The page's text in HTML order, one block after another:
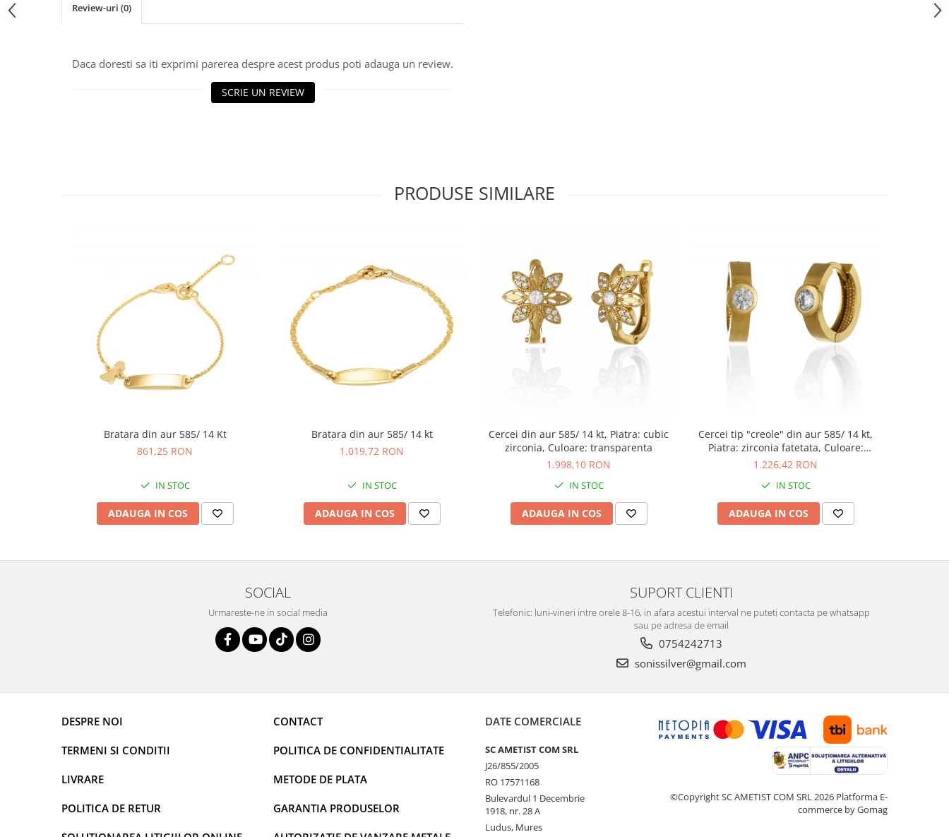
Review-uri (0)
Daca doresti sa iti exprimi parerea despre acest produs poti adauga un review.
SCRIE UN REVIEW
PRODUSE SIMILARE
Bratara din aur 585/ 14 Kt
861,25 RON
IN STOC
ADAUGA IN COS
Bratara din aur 585/ 14 kt
1.019,72 RON
IN STOC
ADAUGA IN COS
Cercei din aur 585/ 14 kt, Piatra: cubic
zirconia, Culoare: transparenta
1.998,10 RON
IN STOC
ADAUGA IN COS
Cercei tip "creole" din aur 585/ 14 kt,
Piatra: zirconia fatetata, Culoare:
transparenta
1.226,42 RON
IN STOC
ADAUGA IN COS
SOCIAL
Urmareste-ne in social media
SUPORT CLIENTI
Telefonic: luni-vineri intre orele 8-16, in afara acestui interval ne puteti contacta pe whatsapp
sau pe adresa de email
0754242713
sonissilver@gmail.com
DESPRE NOI
TERMENI SI CONDITII
LIVRARE
POLITICA DE RETUR
CONTACT
POLITICA DE CONFIDENTIALITATE
METODE DE PLATA
GARANTIA PRODUSELOR
DATE COMERCIALE
SC AMETIST COM SRL
J26/855/2005
RO 17571168
Bulevardul 1 Decembrie
1918, nr. 28 A
Ludus, Mures
©Copyright SC AMETIST COM SRL 2026 Platforma E-
commerce by Gomag